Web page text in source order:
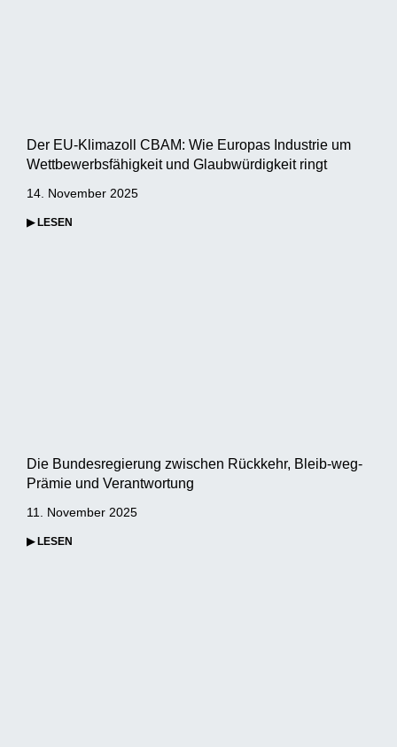
Der EU-Klimazoll CBAM: Wie Europas Industrie um
Wettbewerbsfähigkeit und Glaubwürdigkeit ringt
14. November 2025
▶ LESEN
Die Bundesregierung zwischen Rückkehr, Bleib-weg-
Prämie und Verantwortung
11. November 2025
▶ LESEN